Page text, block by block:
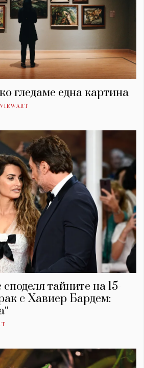
гледаме една картина
тайните на 15-
с Хавиер Бардем: